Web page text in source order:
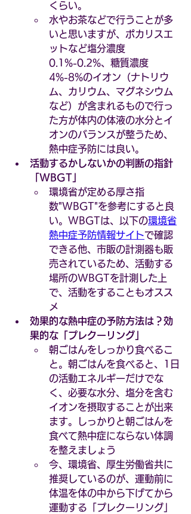
くらい。
水やお茶などで行うことが多
いと思いますが、ポカリスエ
ットなど塩分濃度
0.1%-0.2%、糖質濃度
4%-8%のイオン（ナトリウ
ム、カリウム、マグネシウム
など）が含まれるもので行っ
た方が体内の体液の水分とイ
オンのバランスが整うため、
熱中症予防には良い。
活動するかしないかの判断の指針
「WBGT」
環境省が定める厚さ指
数"WBGT"を参考にすると良
い。WBGTは、以下の環境省
熱中症予防情報サイトで確認
できる他、市販の計測器も販
売されているため、活動する
場所のWBGTを計測した上
で、活動をすることもオスス
メ
効果的な熱中症の予防方法は？効
果的な「プレクーリング」
朝ごはんをしっかり食べるこ
と。朝ごはんを食べると、1日
の活動エネルギーだけでな
く、必要な水分、塩分を含む
イオンを摂取することが出来
ます。しっかりと朝ごはんを
食べて熱中症にならない体調
を整えましょう
今、環境省、厚生労働省共に
推奨しているのが、運動前に
体温を体の中から下げてから
運動する「プレクーリング」